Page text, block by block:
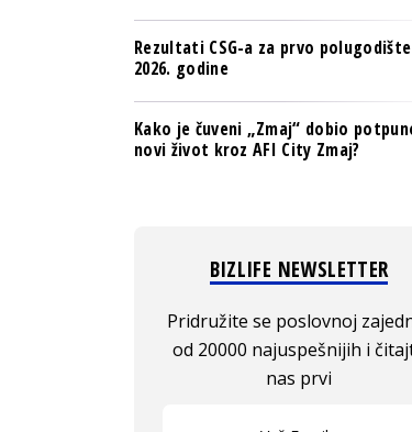
Rezultati CSG-a za prvo polugodište
2026. godine
Kako je čuveni „Zmaj“ dobio
novi život kroz AFI City Zmaj?
BIZLIFE NEWSLETTER
Pridružite se poslovnoj
od 20000 najuspešnijih i
nas prvi